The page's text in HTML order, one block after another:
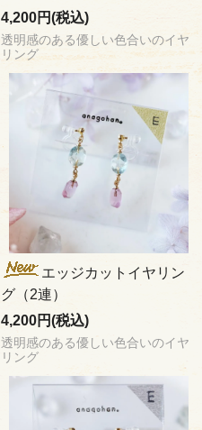
4,200円(税込)
透明感のある優しい色合いのイヤ
リング
エッジカットイヤリン
グ（2連）
4,200円(税込)
透明感のある優しい色合いのイヤ
リング